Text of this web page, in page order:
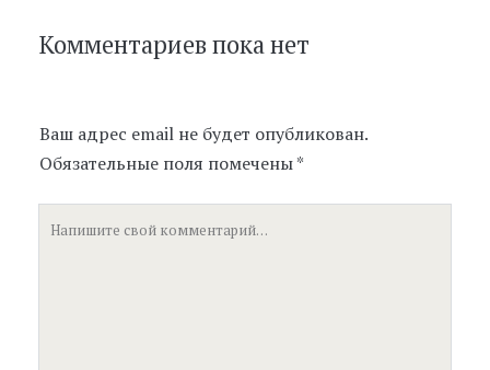
Комментариев пока нет
Ваш адрес email не будет опубликован.
Обязательные поля помечены*